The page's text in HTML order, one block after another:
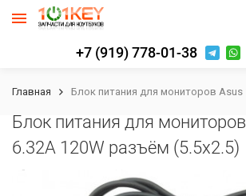
+7 (919) 778-01-38
Главная Блок питания для мониторов Asus
Блок питания для
6.32A 120W разъём (5.5x2.5)
В избранное